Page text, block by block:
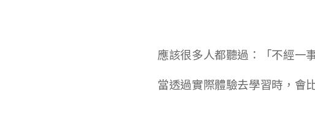
應該很多人都聽過：「不經一
當透過實際體驗去學習時，會